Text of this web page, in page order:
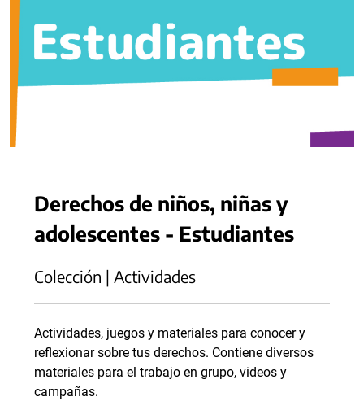
Derechos de niños, niñas y
adolescentes - Estudiantes
Colección | Actividades
Actividades, juegos y materiales para conocer y
reflexionar sobre tus derechos. Contiene diversos
materiales para el trabajo en grupo, videos y
campañas.